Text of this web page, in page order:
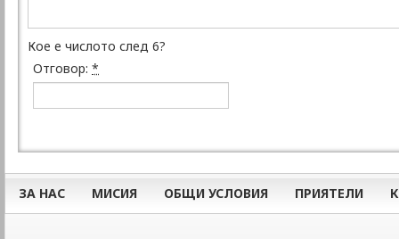
Кое е числото след 6?
Отговор: *
ЗА НАС МИСИЯ ОБЩИ УСЛОВИЯ ПРИЯТЕЛИ